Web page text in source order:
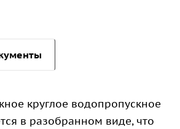
круглое водопропускное
в разобранном виде, что